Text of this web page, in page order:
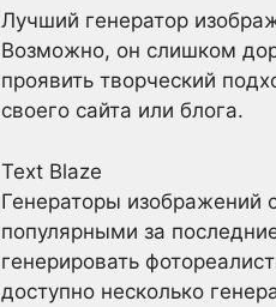
Лучший генератор
Возможно, он слишком
проявить творческий
своего сайта или блога.
Text Blaze
Генераторы изображений
популярными за
генерировать
доступно несколько